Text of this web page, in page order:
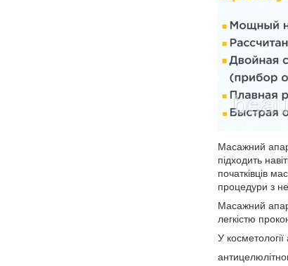
Масажний
підходить
початківців
процедури з
Масажний
легкістю
У